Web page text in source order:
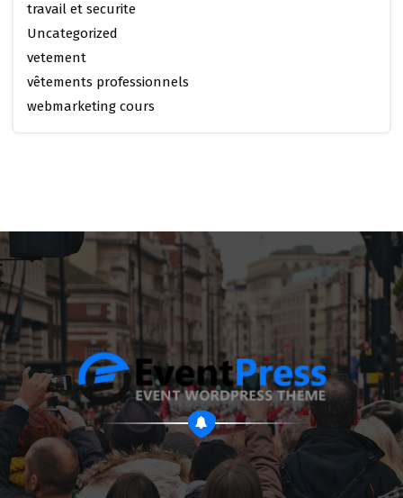
travail et securite
Uncategorized
vetement
vêtements professionnels
webmarketing cours